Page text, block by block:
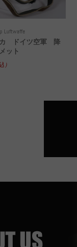
Luftwaffe
カ ドイツ空軍 降
ット
）